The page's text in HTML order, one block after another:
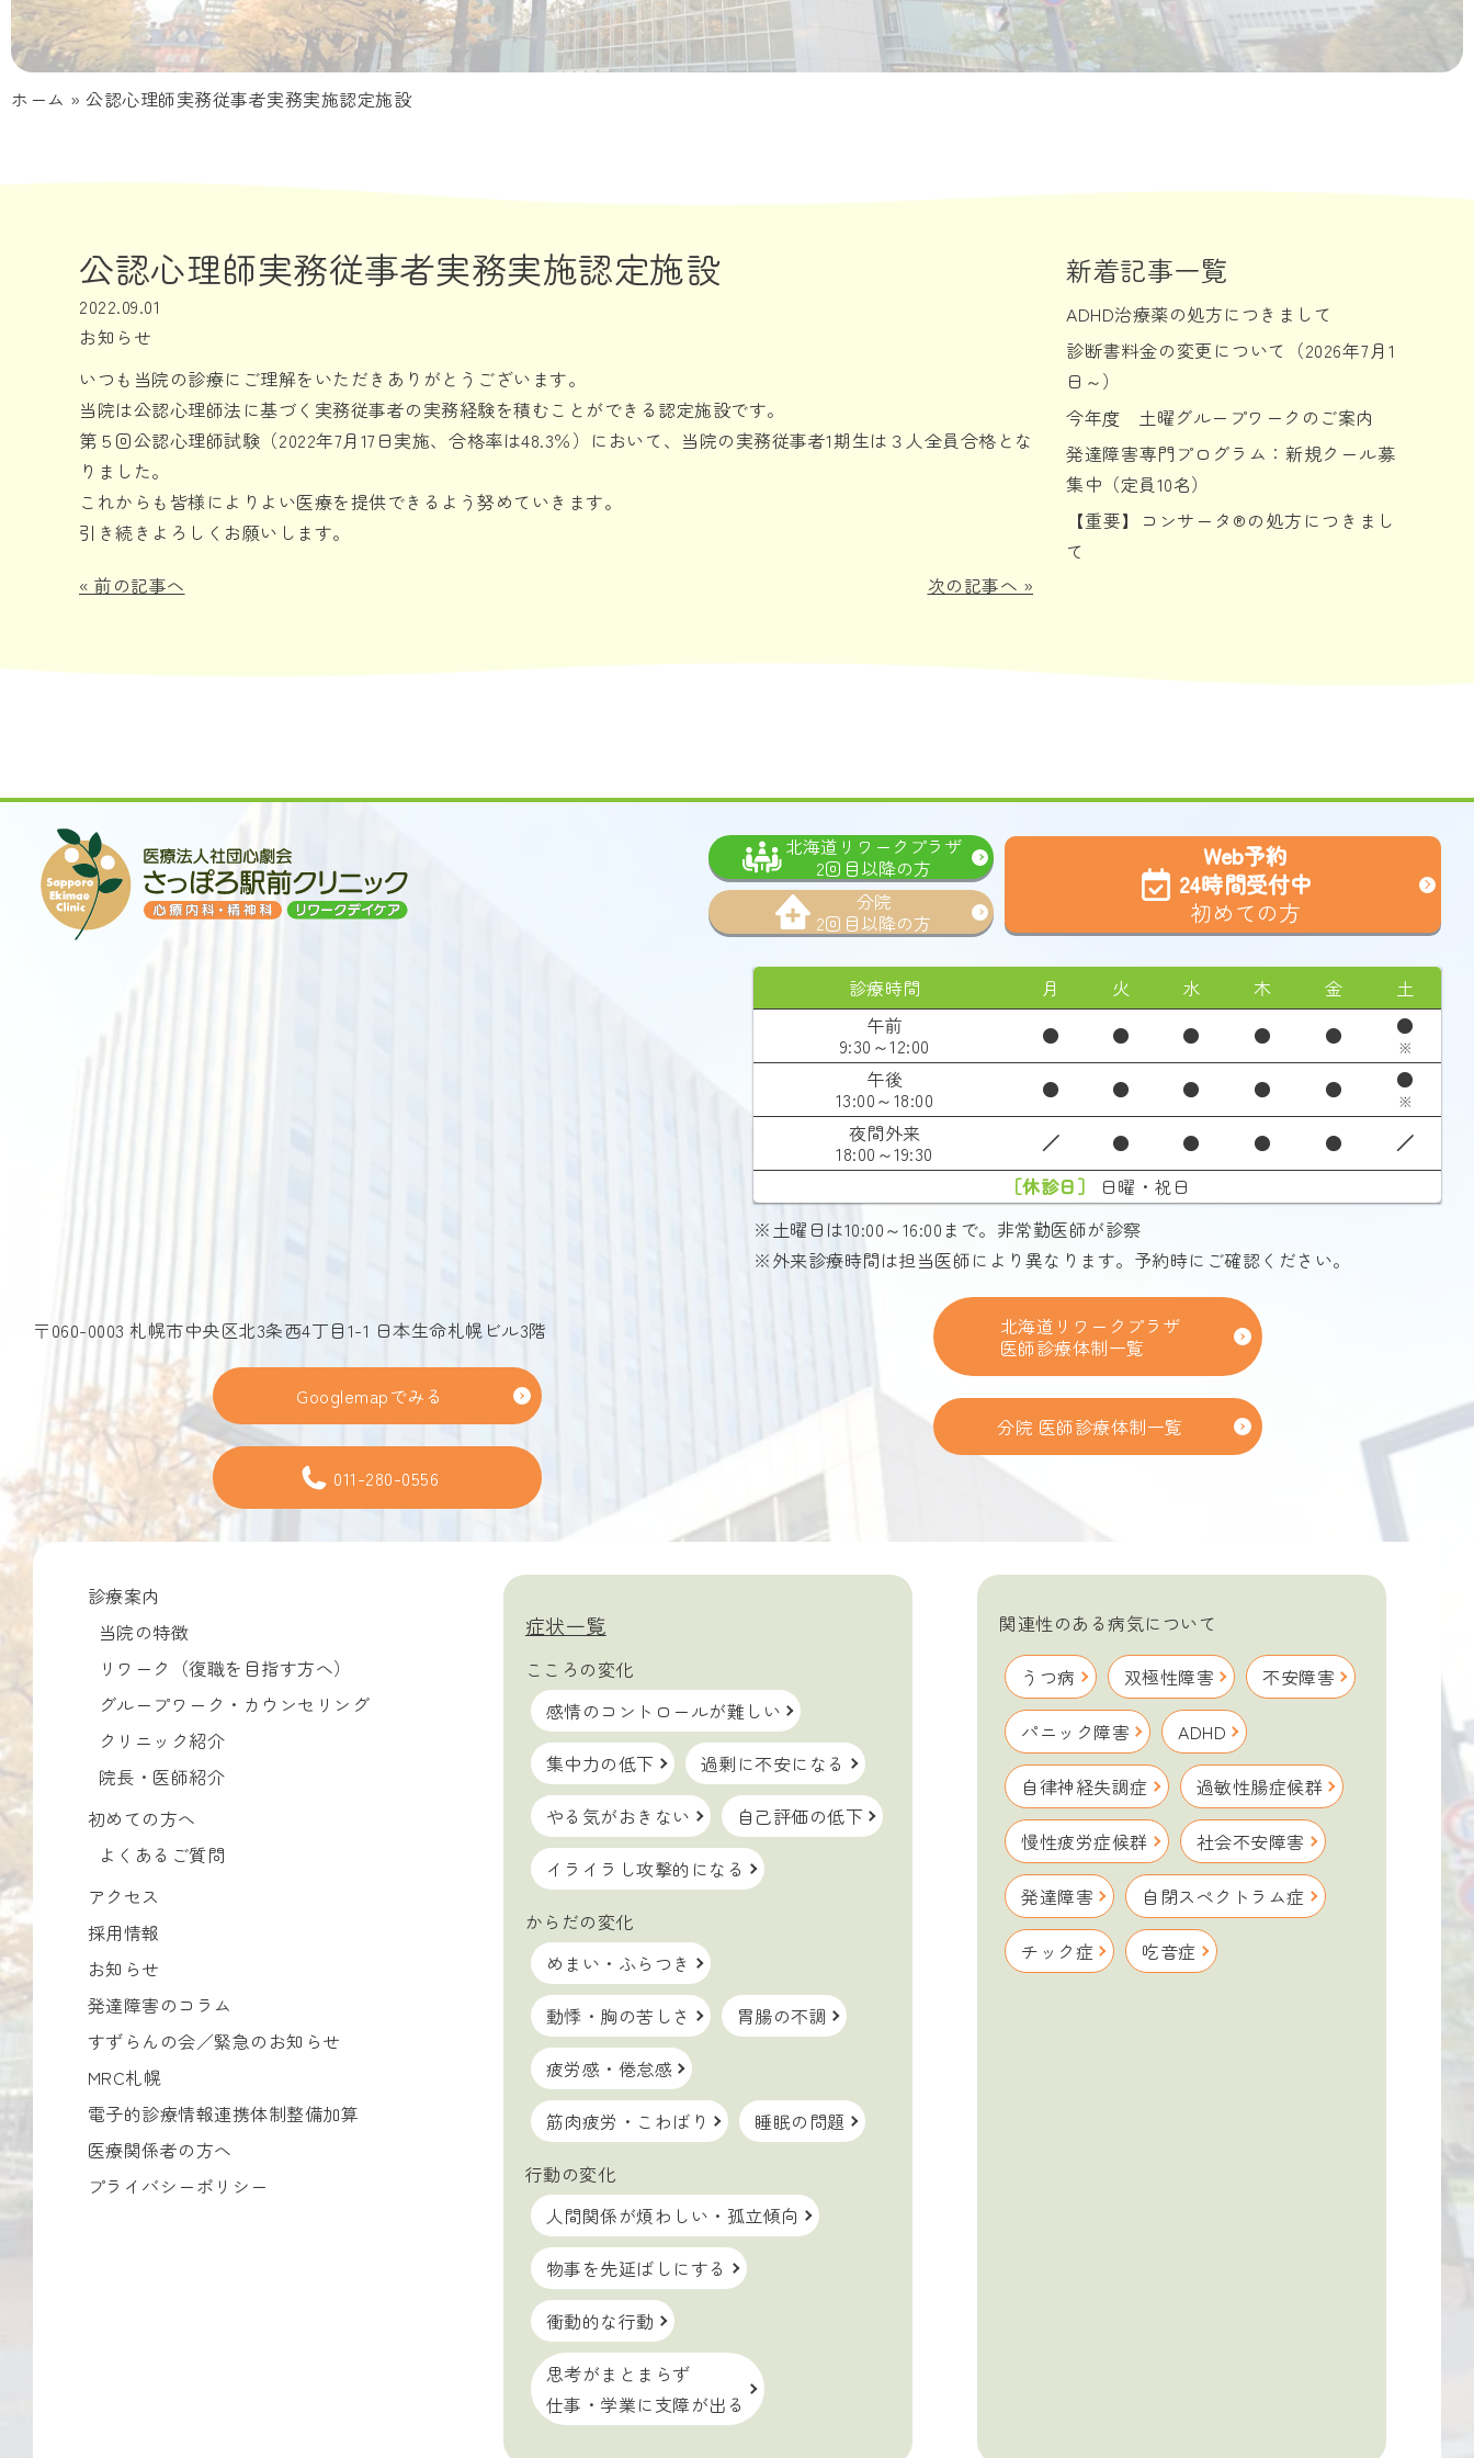
ホーム » 公認心理師実務従事者実務実施認定施設
公認心理師実務従事者実務実施認定施設
2022.09.01
お知らせ
いつも当院の診療にご理解をいただきありがとうございます。
当院は公認心理師法に基づく実務従事者の実務経験を積むことができる認定施設です。
第５回公認心理師試験（2022年7月17日実施、合格率は48.3％）において、当院の実務従事者1期生は３人全員合格とな
りました。
これからも皆様によりよい医療を提供できるよう努めていきます。
引き続きよろしくお願いします。
« 前の記事へ 次の記事へ »
新着記事一覧
ADHD治療薬の処方につきまして
診断書料金の変更について（2026年7月1
日～）
今年度 土曜グループワークのご案内
発達障害専門プログラム：新規クール募
集中（定員10名）
【重要】コンサータ®の処方につきまし
て
北海道リワークプラザ
2回目以降の方
分院
2回目以降の方
Web予約
24時間受付中
初めての方
〒060-0003 札幌市中央区北3条西4丁目1-1 日本生命札幌ビル3階
Googlemapでみる
011-280-0556
診療時間 月 火 水 木 金
土
午前
9:30～12:00 ● ● ● ● ● ●
※
午後
13:00～18:00 ● ● ● ● ● ●
※
夜間外来
18:00～19:30 ／ ● ● ● ●
／
［休診日］
日曜・祝日
※土曜日は10:00～16:00まで。非常勤医師が診察
※外来診療時間は担当医師により異なります。予約時にご確認ください。
北海道リワークプラザ
医師診療体制一覧
分院 医師診療体制一覧
診療案内
当院の特徴
リワーク（復職を目指す方へ）
グループワーク・カウンセリング
クリニック紹介
院長・医師紹介
初めての方へ
よくあるご質問
アクセス
採用情報
お知らせ
発達障害のコラム
すずらんの会／緊急のお知らせ
MRC札幌
電子的診療情報連携体制整備加算
医療関係者の方へ
プライバシーポリシー
症状一覧
こころの変化
感情のコントロールが難しい
集中力の低下
過剰に不安になる
やる気がおきない
自己評価の低下
イライラし攻撃的になる
からだの変化
めまい・ふらつき
動悸・胸の苦しさ
胃腸の不調
疲労感・倦怠感
筋肉疲労・こわばり
睡眠の問題
行動の変化
人間関係が煩わしい・孤立傾向
物事を先延ばしにする
衝動的な行動
思考がまとまらず
仕事・学業に支障が出る
関連性のある病気について
うつ病 双極性障害 不安障害
パニック障害 ADHD
自律神経失調症 過敏性腸症候群
慢性疲労症候群 社会不安障害
発達障害 自閉スペクトラム症
チック症 吃音症